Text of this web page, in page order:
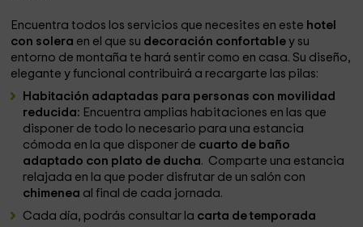
Encuentra todos los servicios que necesites en este hotel
con solera en el que su decoración confortabley su
entorno de montaña te hará sentir como en casa. Su diseño,
elegante y funcional contribuirá a recargarte las pilas:
Habitación adaptadas para personas con movilidad
reducida: Encuentra amplias habitaciones en las que
disponer de todo lo necesario para una estancia
cómoda en la que disponer de cuarto de baño
adaptado con plato de ducha. Comparte una estancia
relajada en la que poder disfrutar de un salón con
chimenea al final de cada jornada.
Cada día, podrás consultar la carta de temporada